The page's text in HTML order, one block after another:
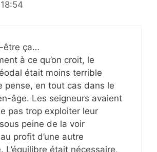
être ça…
à ce qu’on croit, le
était moins terrible
pense, en tout cas dans le
âge. Les seigneurs avaient
pas trop exploiter leur
peine de la voir
profit d’une autre
L’équilibre était nécessaire,